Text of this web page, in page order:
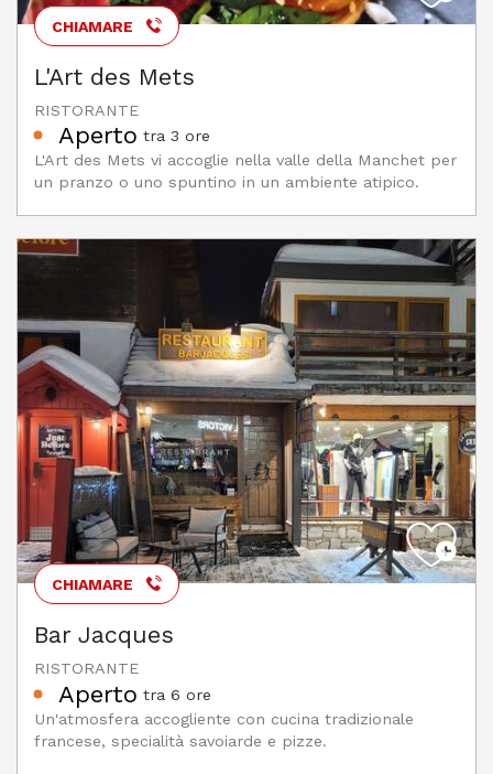
CHIAMARE
L'Art des Mets
RISTORANTE
Aperto tra 3 ore
L'Art des Mets vi accoglie nella valle della Manchet per
un pranzo o uno spuntino in un ambiente atipico.
CHIAMARE
Bar Jacques
RISTORANTE
Aperto tra 6 ore
Un'atmosfera accogliente con cucina tradizionale
francese, specialità savoiarde e pizze.